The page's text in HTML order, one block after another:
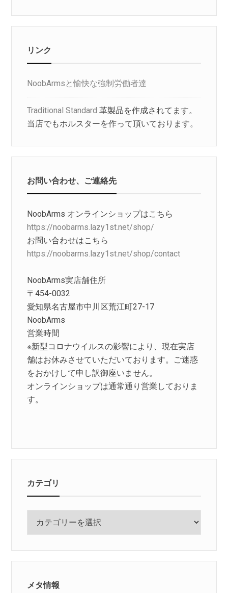
リンク
NoobArmsと愉快な強制労働者達
Traditional Standard 革製品を作成されてます。
当店でもホルスターを作って頂いております。
お問い合わせ、ご連絡先
NoobArms オンラインショップはこちら
https://noobarms.lazy1st.net/shop/
お問い合わせはこちら
https://noobarms.lazy1st.net/shop/contact
NoobArms実店舗住所
〒454-0032
愛知県名古屋市中川区荒江町27-17
NoobArms
営業時間
※新型コロナウイルスの影響により、現在実店
舗はお休みさせていただいております。ご迷惑
をおかけして申し訳御座いません。
オンラインショップは通常通り営業しておりま
す。
カテゴリ
メタ情報